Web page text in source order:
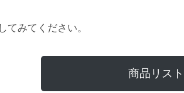
てみてください。
商品リス